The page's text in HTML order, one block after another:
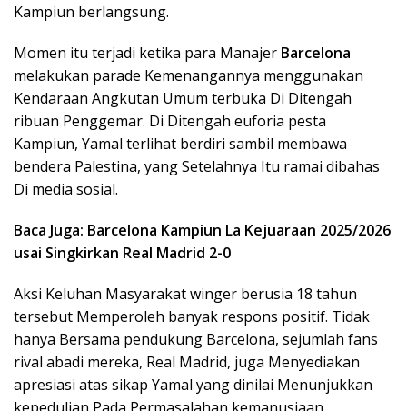
Kampiun berlangsung.
Momen itu terjadi ketika para Manajer Barcelona
melakukan parade Kemenangannya menggunakan
Kendaraan Angkutan Umum terbuka Di Ditengah
ribuan Penggemar. Di Ditengah euforia pesta
Kampiun, Yamal terlihat berdiri sambil membawa
bendera Palestina, yang Setelahnya Itu ramai dibahas
Di media sosial.
Baca Juga: Barcelona Kampiun La Kejuaraan 2025/2026
usai Singkirkan Real Madrid 2-0
Aksi Keluhan Masyarakat winger berusia 18 tahun
tersebut Memperoleh banyak respons positif. Tidak
hanya Bersama pendukung Barcelona, sejumlah fans
rival abadi mereka, Real Madrid, juga Menyediakan
apresiasi atas sikap Yamal yang dinilai Menunjukkan